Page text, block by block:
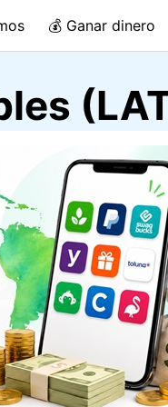
💰 Ganar dinero